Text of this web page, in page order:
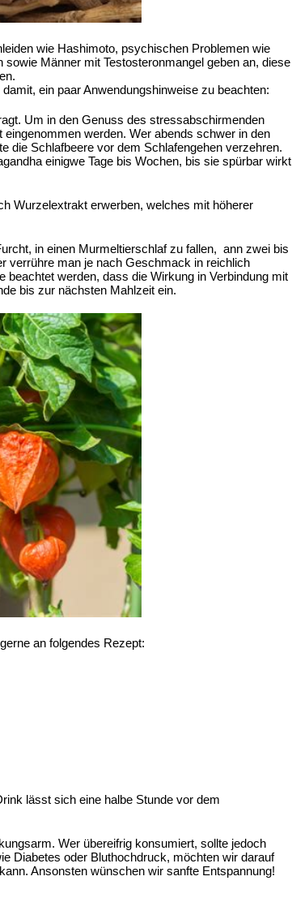
wie Hashimoto, psychischen Problemen wie
Männer mit Testosteronmangel geben an, diese
ein paar Anwendungshinweise zu beachten:
Um in den Genuss des stressabschirmenden
werden. Wer abends schwer in den
die Schlafbeere vor dem Schlafengehen verzehren.
einigwe Tage bis Wochen, bis sie spürbar wirkt
Wurzelextrakt erwerben, welches mit höherer
in einen Murmeltierschlaf zu fallen, ann zwei bis
verrühre man je nach Geschmack in reichlich
werden, dass die Wirkung in Verbindung mit
bis zur nächsten Mahlzeit ein.
an folgendes Rezept:
lässt sich eine halbe Stunde vor dem
Wer übereifrig konsumiert, sollte jedoch
Diabetes oder Bluthochdruck, möchten wir darauf
Ansonsten wünschen wir sanfte Entspannung!